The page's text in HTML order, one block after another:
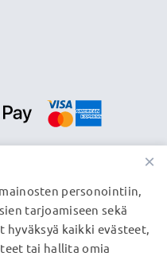
×
personointiin,
tarjoamiseen sekä
kaikki evästeet,
tai hallita omia